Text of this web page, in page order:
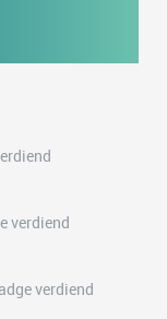
verdiend
verdiend